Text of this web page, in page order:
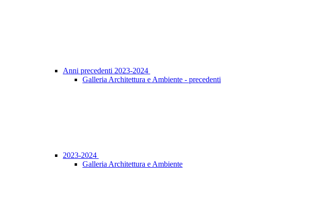
Anni precedenti 2023-2024
Galleria Architettura e Ambiente - precedenti
2023-2024
Galleria Architettura e Ambiente